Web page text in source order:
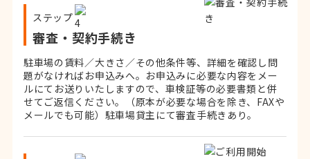
ステップ
審査・契約手続き
駐車場の賃料／大きさ／その他条件等、詳細を確認し問
題がなければお申込みへ。お申込みに必要な内容をメー
ルにてお送りいたしますので、車検証等の必要書類と併
せてご返信ください。
（原本が必要な場合を除き、FAXや
メールでも可能） 駐車場貸主にて審査手続きあり。